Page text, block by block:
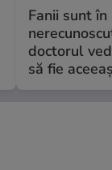
Fanii sunt în
doctorul
să fie